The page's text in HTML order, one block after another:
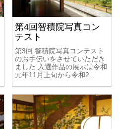
第4回智積院写真コン
テスト
第3回 智積院写真コンテスト
のお手伝いをさせていただき
ました 入選作品の展示は令和
元年11月上旬から令和2…